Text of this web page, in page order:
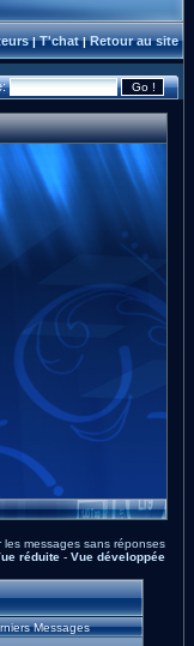
|T'chat|Retour au site
les messages sans réponses
réduite- Vue développée
Messages